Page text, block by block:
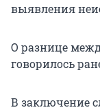
выявления
О разнице
говорилось
В заключение